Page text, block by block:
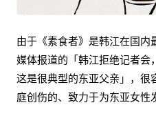
由于《素食者》是韩江在国内
媒体报道的「韩江拒绝记者会
这是很典型的东亚父亲」，很
庭创伤的、致力于为东亚女性